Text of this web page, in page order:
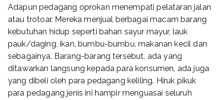
Adapun pedagang oprokan menempati pelataran jalan
atau trotoar. Mereka menjual berbagai macam barang
kebutuhan hidup seperti bahan sayur mayur, lauk
pauk/daging, ikan, bumbu-bumbu, makanan kecil dan
sebagainya. Barang-barang tersebut, ada yang
ditawarkan langsung kepada para konsumen, ada juga
yang dibeli oleh para pedagang keliling. Hiruk pikuk
para pedagang jenis ini hampir menguasai seluruh